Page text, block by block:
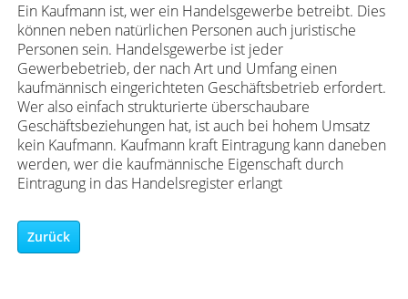
Ein Kaufmann ist, wer ein Handelsgewerbe betreibt. Dies
können neben natürlichen Personen auch juristische
Personen sein. Handelsgewerbe ist jeder
Gewerbebetrieb, der nach Art und Umfang einen
kaufmännisch eingerichteten Geschäftsbetrieb erfordert.
Wer also einfach strukturierte überschaubare
Geschäftsbeziehungen hat, ist auch bei hohem Umsatz
kein Kaufmann. Kaufmann kraft Eintragung kann daneben
werden, wer die kaufmännische Eigenschaft durch
Eintragung in das Handelsregister erlangt
Zurück